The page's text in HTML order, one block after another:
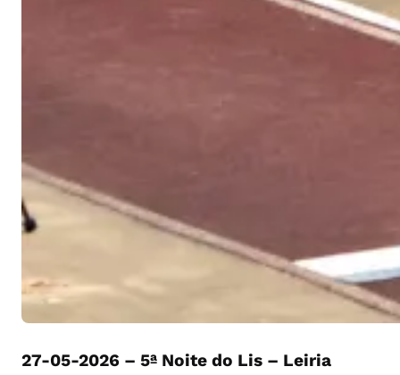
27-05-2026 – 5ª Noite do Lis – Leiria